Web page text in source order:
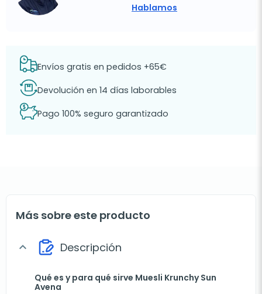
Hablamos
Envíos gratis en pedidos +65€
Devolución en 14 días laborables
Pago 100% seguro garantizado
Más sobre este producto
expand_more Descripción
Qué es y para qué sirve Muesli Krunchy Sun
Avena